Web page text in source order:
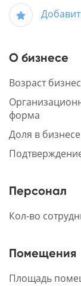
О бизнесе
Возраст
форма
Доля в бизнесе
Персонал
Кол-во
Помещения
Площадь